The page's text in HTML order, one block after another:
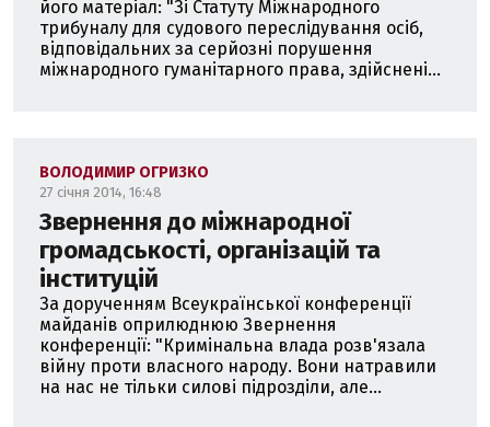
його матеріал: "Зі Статуту Міжнародного
трибуналу для судового переслідування осіб,
відповідальних за серйозні порушення
міжнародного гуманітарного права, здійснені...
ВОЛОДИМИР ОГРИЗКО
27 січня 2014, 16:48
Звернення до міжнародної
громадськості, організацій та
інституцій
За дорученням Всеукраїнської конференції
майданів оприлюднюю Звернення
конференції: "Кримінальна влада розв'язала
війну проти власного народу. Вони натравили
на нас не тільки силові підрозділи, але...